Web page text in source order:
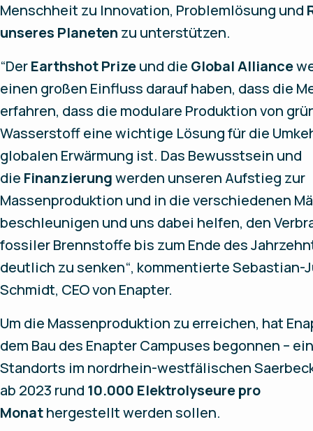
Menschheit zu Innovation, Problemlösung und
unseres Planeten zu unterstützen.
“DerEarthshot Prizeund die Global Alliance
einen großen Einfluss darauf haben, dass die
erfahren, dass die modulare Produktion von
Wasserstoff eine wichtige Lösung für die
globalen Erwärmung ist. Das Bewusstsein und
die Finanzierungwerden unseren Aufstieg zur
Massenproduktion und in die verschiedenen
beschleunigen und uns dabei helfen, den
fossiler Brennstoffe bis zum Ende des
deutlich zu senken“, kommentierte Sebastian-
Schmidt, CEO von Enapter.
Um die Massenproduktion zu erreichen, hat
dem Bau des Enapter Campuses begonnen –
Standorts im nordrhein-westfälischen
ab 2023 rund 10.000 Elektrolyseure pro
Monathergestellt werden sollen.